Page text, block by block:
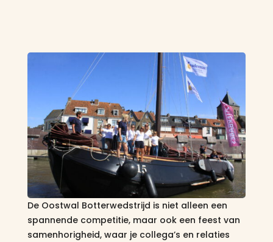
De Oostwal Botterwedstrijd is niet alleen een
spannende competitie, maar ook een feest van
samenhorigheid, waar je collega’s en relaties